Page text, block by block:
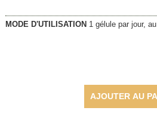
MODE D'UTILISATION 1 gélule par jour,
AJOUTER AU